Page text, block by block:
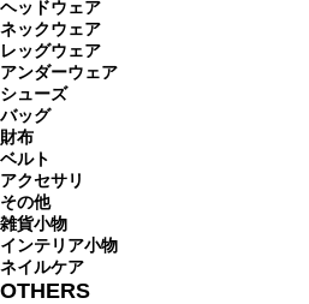
ヘッドウェア
ネックウェア
レッグウェア
アンダーウェア
シューズ
バッグ
財布
ベルト
アクセサリ
その他
雑貨小物
インテリア小物
ネイルケア
OTHERS